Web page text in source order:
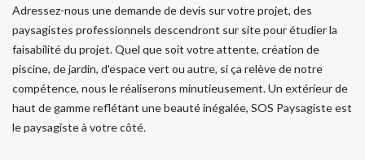
Adressez-nous une demande de devis sur votre projet, des
paysagistes professionnels descendront sur site pour étudier la
faisabilité du projet. Quel que soit votre attente, création de
piscine, de jardin, d'espace vert ou autre, si ça relève de notre
compétence, nous le réaliserons minutieusement. Un extérieur de
haut de gamme reflétant une beauté inégalée, SOS Paysagiste est
le paysagiste à votre côté.